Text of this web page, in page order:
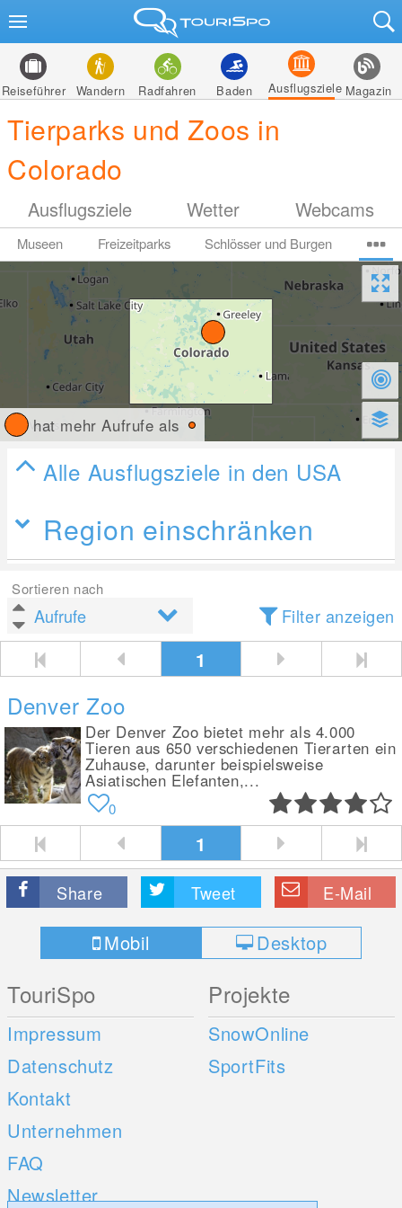
Reiseführer Wandern Radfahren Baden Ausflugsziele Magazin
Tierparks und Zoos in
Colorado
Ausflugsziele Wetter Webcams
Museen Freizeitparks Schlösser und Burgen
hat mehr Aufrufe als
Alle Ausflugsziele in den USA
Region einschränken
Sortieren nach
Filter anzeigen
1
Denver Zoo
Der Denver Zoo bietet mehr als 4.000
Tieren aus 650 verschiedenen Tierarten ein
Zuhause, darunter beispielsweise
Asiatischen Elefanten,...
0
1
Share Tweet E-Mail
Mobil Desktop
TouriSpo
Impressum
Datenschutz
Kontakt
Unternehmen
FAQ
Newsletter
Projekte
SnowOnline
SportFits